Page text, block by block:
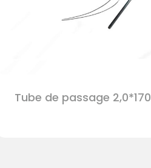
Tube de passage 2,0*170